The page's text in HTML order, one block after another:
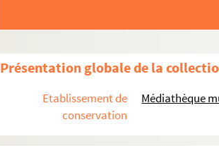
Présentation globale de la
Etablissement de
conservation
Médiathèque
LEOTARD Philippe (1940 – 2001)
LEQUEUX « Didou » Didier (né
LIGNON Jacky et JOURNO
MACIAS Enrico (né en 1938)